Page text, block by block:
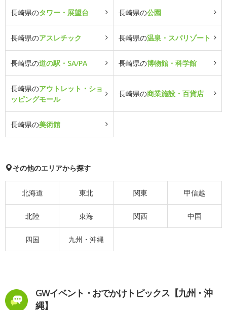
長崎県のタワー・展望台 長崎県の公園
長崎県のアスレチック 長崎県の温泉・スパリゾート
長崎県の道の駅・SA/PA 長崎県の博物館・科学館
長崎県のアウトレット・ショ
ッピングモール
長崎県の商業施設・百貨店
長崎県の美術館
その他のエリアから探す
北海道 東北 関東 甲信越
北陸 東海 関西 中国
四国 九州・沖縄
GWイベント・おでかけトピックス【九州・沖
縄】